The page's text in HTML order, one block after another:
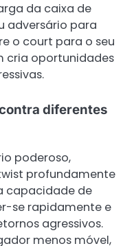
da caixa de
adversário para
o court para o seu
cria oportunidades
diferentes
poderoso,
profundamente
capacidade de
se rapidamente e
agressivos.
menos móvel,